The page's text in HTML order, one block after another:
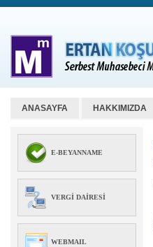
ANASAYFA HAKKIMIZDA
E-BEYANNAME
VERGI DAIRESI
WEBMAIL